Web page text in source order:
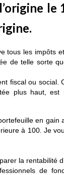
le
les impôts
de telle sorte
fiscal ou social.
plus haut, est
en gain
à 100. Je
la rentabilité
de